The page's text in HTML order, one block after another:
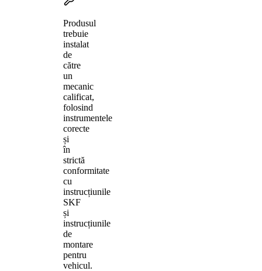
Produsul
trebuie
instalat
de
către
un
mecanic
calificat,
folosind
instrumentele
corecte
și
în
strictă
conformitate
cu
instrucțiunile
SKF
și
instrucțiunile
de
montare
pentru
vehicul.